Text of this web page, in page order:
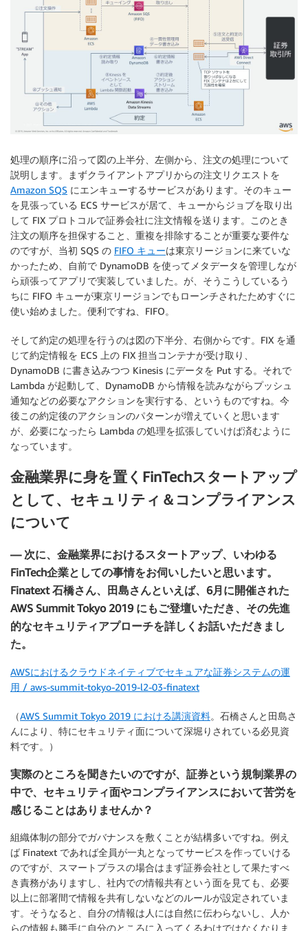
処理の順序に沿って図の上半分、左側から、注文の処理について
説明します。まずクライアントアプリからの注文リクエストを
Amazon SQS にエンキューするサービスがあります。そのキュー
を見張っている ECS サービスが居て、キューからジョブを取り出
して FIX プロトコルで証券会社に注文情報を送ります。このとき
注文の順序を担保すること、重複を排除することが重要な要件な
のですが、当初 SQS の FIFO キューは東京リージョンに来ていな
かったため、自前で DynamoDB を使ってメタデータを管理しなが
ら頑張ってアプリで実装していました。が、そうこうしているう
ちに FIFO キューが東京リージョンでもローンチされたためすぐに
使い始めました。便利ですね、FIFO。
そして約定の処理を行うのは図の下半分、右側からです。FIX を通
じて約定情報を ECS 上の FIX 担当コンテナが受け取り、
DynamoDB に書き込みつつ Kinesis にデータを Put する。それで
Lambda が起動して、DynamoDB から情報を読みながらプッシュ
通知などの必要なアクションを実行する、というものですね。今
後この約定後のアクションのパターンが増えていくと思います
が、必要になったら Lambda の処理を拡張していけば済むように
なっています。
金融業界に身を置くFinTechスタートアップ
として、セキュリティ＆コンプライアンス
について
— 次に、金融業界におけるスタートアップ、いわゆる
FinTech企業としての事情をお伺いしたいと思います。
Finatext 石橋さん、田島さんといえば、6月に開催された
AWS Summit Tokyo 2019 にもご登壇いただき、その先進
的なセキュリティアプローチを詳しくお話いただきまし
た。
AWSにおけるクラウドネイティブでセキュアな証券システムの運
用 / aws-summit-tokyo-2019-l2-03-finatext
（AWS Summit Tokyo 2019 における講演資料。石橋さんと田島さ
んにより、特にセキュリティ面について深堀りされている必見資
料です。）
実際のところを聞きたいのですが、証券という規制業界の
中で、セキュリティ面やコンプライアンスにおいて苦労を
感じることはありませんか？
組織体制の部分でガバナンスを敷くことが結構多いですね。例え
ば Finatext であれば全員が一丸となってサービスを作っていける
のですが、スマートプラスの場合はまず証券会社として果たすべ
き責務がありますし、社内での情報共有という面を見ても、必要
以上に部署間で情報を共有しないなどのルールが設定されていま
す。そうなると、自分の情報は人には自然に伝わらないし、人か
らの情報も勝手に自分のところに入ってくるわけではなくなりま